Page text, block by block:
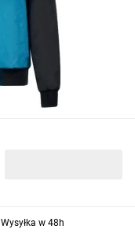
Wysyłka w 48h